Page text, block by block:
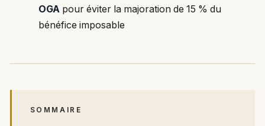
OGApour éviter la majoration de 15 % du
bénéfice imposable
SOMMAIRE